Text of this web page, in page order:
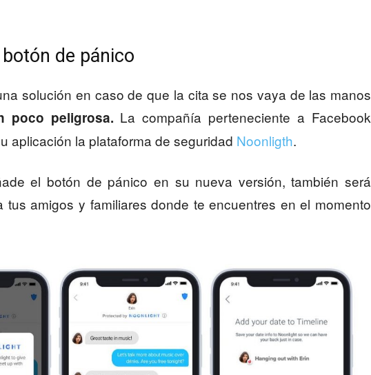
de pánico
solución en caso de que la cita se nos vaya de las manos
poco peligrosa. La compañía perteneciente a Facebook
aplicación la plataforma de seguridad Noonligth.
el botón de pánico en su nueva versión, también será
tus amigos y familiares donde te encuentres en el momento